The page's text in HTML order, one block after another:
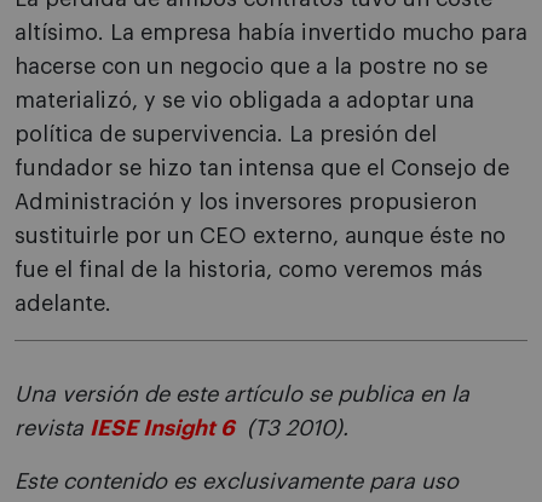
altísimo. La empresa había invertido mucho para
hacerse con un negocio que a la postre no se
materializó, y se vio obligada a adoptar una
política de supervivencia. La presión del
fundador se hizo tan intensa que el Consejo de
Administración y los inversores propusieron
sustituirle por un CEO externo, aunque éste no
fue el final de la historia, como veremos más
adelante.
Una versión de este artículo se publica en la
revista IESE Insight 6(T3 2010).
Este contenido es exclusivamente para uso